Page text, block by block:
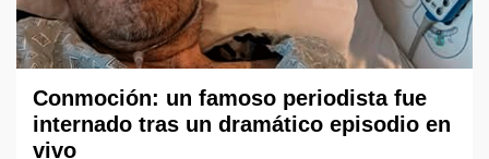
Conmoción: un famoso periodista fue
internado tras un dramático episodio en
vivo